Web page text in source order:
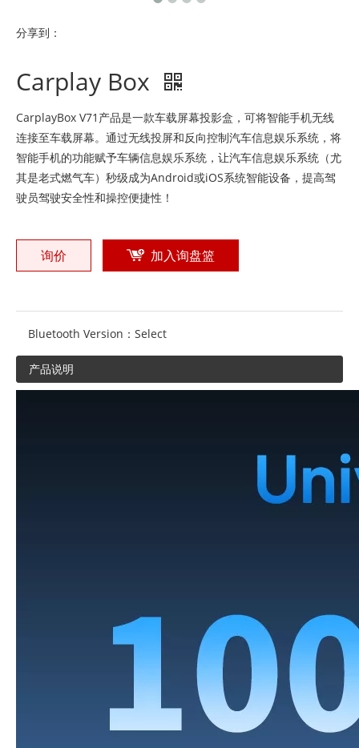
分享到：
Carplay Box
CarplayBox V71产品是一款车载屏幕投影盒，可将智能手机无线
连接至车载屏幕。通过无线投屏和反向控制汽车信息娱乐系统，将
智能手机的功能赋予车辆信息娱乐系统，让汽车信息娱乐系统（尤
其是老式燃气车）秒级成为Android或iOS系统智能设备，提高驾
驶员驾驶安全性和操控便捷性！
询价 加入询盘篮
Bluetooth Version： Select
产品说明